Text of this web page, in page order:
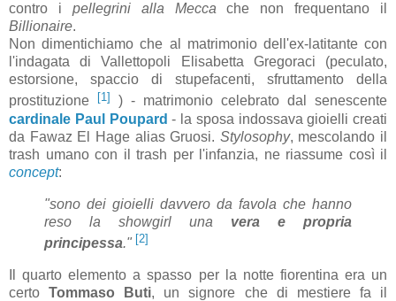
contro i pellegrini alla Meccache non frequentano il
Billionaire.
Non dimentichiamo che al matrimonio dell'ex-latitante con
l'indagata di Vallettopoli Elisabetta Gregoraci (peculato,
estorsione, spaccio di stupefacenti, sfruttamento della
prostituzione
[1]
) - matrimonio celebrato dal senescente
cardinale Paul Poupard- la sposa indossava gioielli creati
da Fawaz El Hage alias Gruosi. Stylosophy, mescolando il
trash umano con il trash per l'infanzia, ne riassume così il
concept:
"sono dei gioielli davvero da favola che hanno
reso la showgirl una vera e propria
principessa." [2]
Il quarto elemento a spasso per la notte fiorentina era un
certoTommaso Buti, un signore che di mestiere fa il